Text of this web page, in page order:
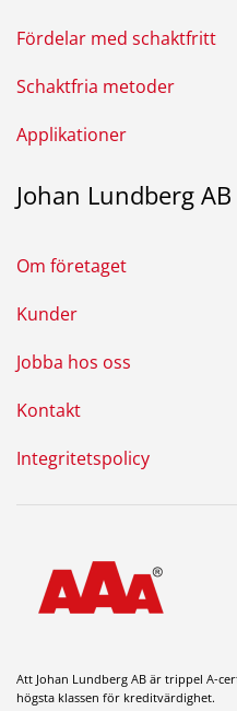
Fördelar med schaktfritt
Schaktfria metoder
Applikationer
Johan Lundberg AB
Om företaget
Kunder
Jobba hos oss
Kontakt
Integritetspolicy
Att Johan Lundberg AB är trippel A-
högsta klassen för kreditvärdighet.